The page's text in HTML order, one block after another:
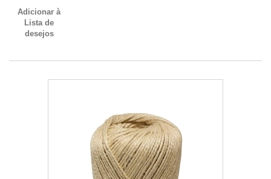
Adicionar à
Lista de
desejos